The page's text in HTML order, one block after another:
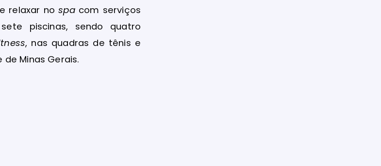
relaxar nospacom serviços
piscinas, sendo quatro
, nas quadras de tênis e
Minas Gerais.